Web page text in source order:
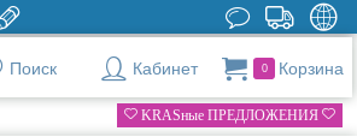
Поиск Кабинет 0 Корзина
KRASные ПРЕДЛОЖЕНИЯ